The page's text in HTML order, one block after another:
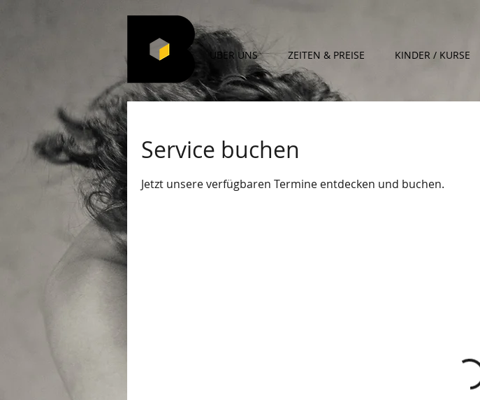
ÜBER UNS ZEITEN & PREISE KINDER / KURSE
Service buchen
Jetzt unsere verfügbaren Termine entdecken und buchen.